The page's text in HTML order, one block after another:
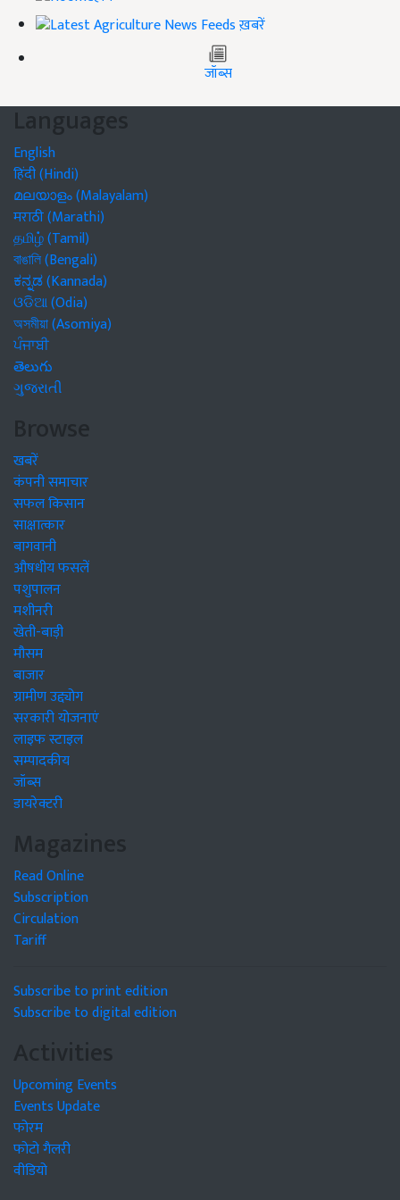
ख़बरें
जॉब्स
Languages
English
हिंदी (Hindi)
മലയാളം (Malayalam)
मराठी (Marathi)
தமிழ் (Tamil)
বাঙালি (Bengali)
ಕನ್ನಡ (Kannada)
ଓଡିଆ (Odia)
অসমীয়া (Asomiya)
ਪੰਜਾਬੀ
తెలుగు
ગુજરાતી
Browse
खबरें
कंपनी समाचार
सफल किसान
साक्षात्कार
बागवानी
औषधीय फसलें
पशुपालन
मशीनरी
खेती-बाड़ी
मौसम
बाजार
ग्रामीण उद्द्योग
सरकारी योजनाएं
लाइफ स्टाइल
सम्पादकीय
जॉब्स
डायरेक्टरी
Magazines
Read Online
Subscription
Circulation
Tariff
Subscribe to print edition
Subscribe to digital edition
Activities
Upcoming Events
Events Update
फोरम
फोटो गैलरी
वीडियो